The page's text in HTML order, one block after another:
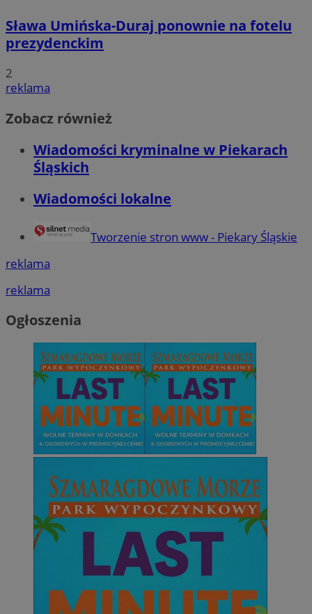
Sława Umińska-Duraj ponownie na fotelu
prezydenckim
2
reklama
Zobacz również
Wiadomości kryminalne w Piekarach
Śląskich
Wiadomości lokalne
Tworzenie stron www - Piekary Śląskie
reklama
reklama
Ogłoszenia